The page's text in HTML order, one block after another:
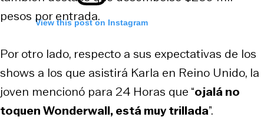
View this post on Instagram
pesos por entrada.
Por otro lado, respecto a sus expectativas de los
shows a los que asistirá Karla en Reino Unido, la
joven mencionó para 24 Horas que “ojalá no
toquen Wonderwall, está muy trillada”.